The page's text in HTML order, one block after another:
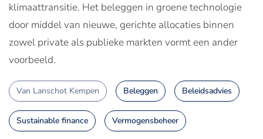
klimaattransitie. Het beleggen in groene technologie
door middel van nieuwe, gerichte allocaties binnen
zowel private als publieke markten vormt een ander
voorbeeld.
Van Lanschot Kempen Beleggen Beleidsadvies
Sustainable finance Vermogensbeheer